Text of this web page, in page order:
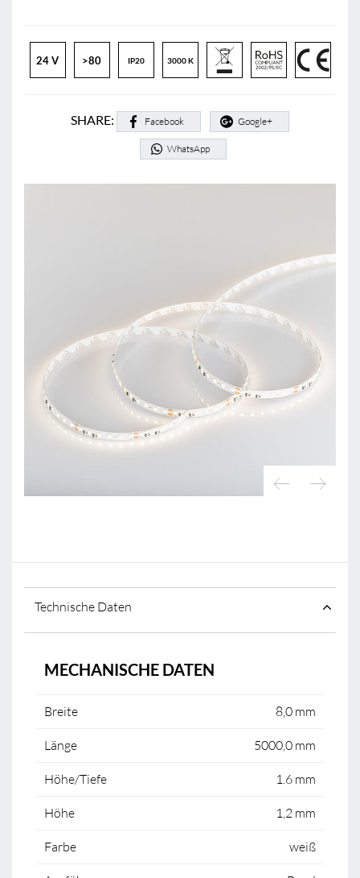
24 V >80 IP20 3000 K
SHARE: Facebook Google+
WhatsApp
Technische Daten
MECHANISCHE DATEN
Breite 8,0 mm
Länge 5000,0 mm
Höhe/Tiefe 1.6 mm
Höhe 1,2 mm
Farbe weiß